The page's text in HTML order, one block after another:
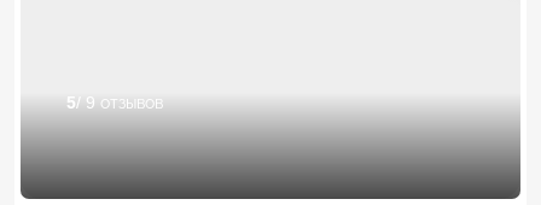
5/ 9 отзывов